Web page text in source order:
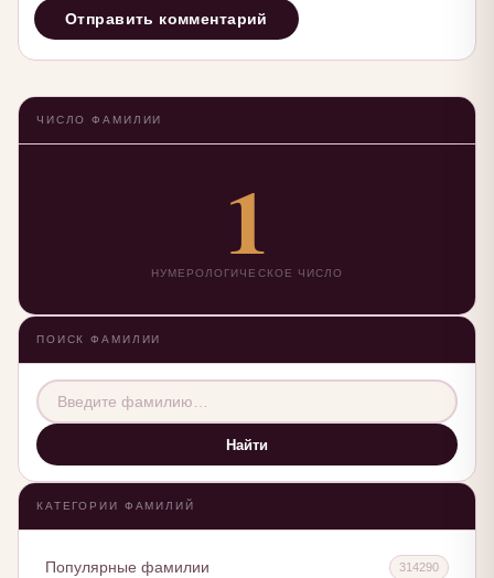
ЧИСЛО ФАМИЛИИ
1
НУМЕРОЛОГИЧЕСКОЕ ЧИСЛО
ПОИСК ФАМИЛИИ
Найти
КАТЕГОРИИ ФАМИЛИЙ
Популярные фамилии 314290